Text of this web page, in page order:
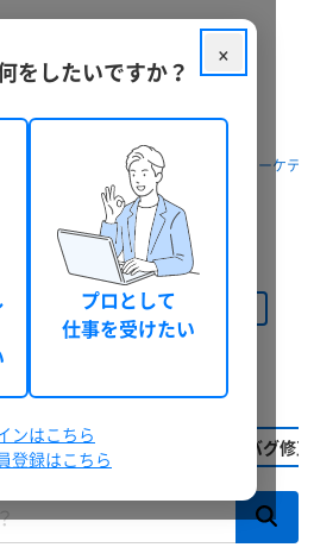
パッケージを探す Web集客・マーケテ
の依頼・外注
└ Webサイト分析・解析
ッキング設定 バグ修正
示
円以上
円以下
×
をしたいですか？
プロとして
仕事を受けたい
ンはこちら
登録はこちら